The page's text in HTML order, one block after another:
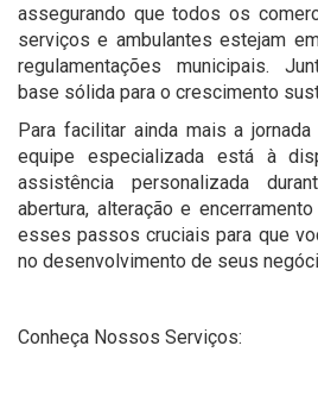
assegurando que todos os
serviços e ambulantes estejam
regulamentações municipais.
base sólida para o crescimento
Para facilitar ainda mais a
equipe especializada está à
assistência personalizada
abertura, alteração e
esses passos cruciais para que
no desenvolvimento de seus
Conheça Nossos Serviços: